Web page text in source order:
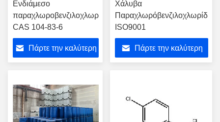
Ενδιάμεσο
παραχλωροβενζιλοχλωρίδιο
CAS 104-83-6
Πάρτε την καλύτερη
Χάλυβα
Παραχλωρόβενζιλοχλωρίδιο
ISO9001
Πάρτε την καλύτερη